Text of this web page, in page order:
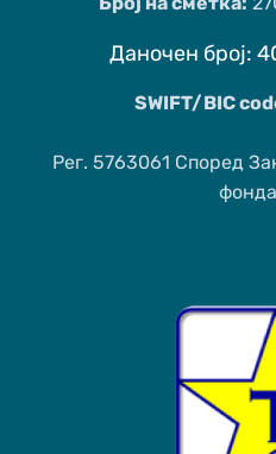
Даночен број:
SWIFT/BIC
Рег. 5763061 Според